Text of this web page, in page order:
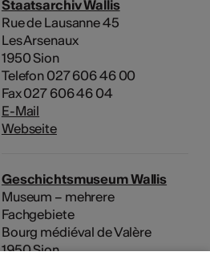
Staatsarchiv Wallis
Rue de Lausanne 45
Les Arsenaux
1950 Sion
Telefon 027 606 46 00
Fax 027 606 46 04
E-Mail
Webseite
Geschichtsmuseum Wallis
Museum – mehrere
Fachgebiete
Bourg médiéval de Valère
1950 Sion